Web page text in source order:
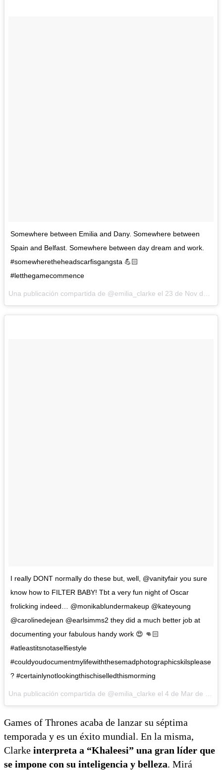
Somewhere between Emilia and Dany. Somewhere between
Spain and Belfast. Somewhere between day dream and work.
#somewheretheheadscarfisgangsta 💪🏻
#letthegamecommence
Una publicación compartida de @emilia_clarke el 23 de Nov de 2016 a la(s) 11:55 PST
I really DONT normally do these but, well, @vanityfair you sure
know how to FILTER BABY! Tbt a very fun night of Oscar
frolicking indeed… @monikablundermakeup @kateyoung
@carolinedejean @earlsimms2 they did a much better job at
documenting your fabulous handy work 😍 👊🏻
#atleastitsnotaselfiestyle
#couldyoudocumentmylifewiththesemadphotographicskilsplease
? #certainlynotlookingthischiselledthismorming
Una publicación compartida de @emilia_clarke el 4 de Mar de 2016 a la(s) 1:34 PST
Games of Thrones acaba de lanzar su séptima
temporada y es un éxito mundial. En la misma,
Clarke interpreta a “Khaleesi” una gran líder que
se impone con su inteligencia y belleza. Mirá